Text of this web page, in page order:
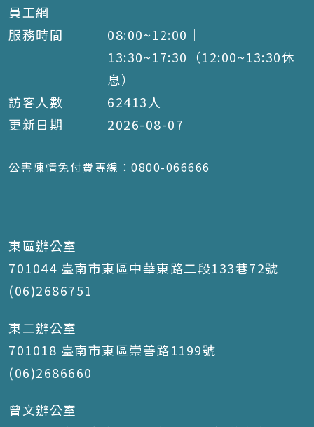
員工網
服務時間
08:00~12:00｜
13:30~17:30（12:00~13:30休
息）
訪客人數
62413 人
更新日期
2026-08-07
公害陳情免付費專線：0800-066666
東區辦公室
701044 臺南市東區中華東路二段133巷72號
(06)2686751
東二辦公室
701018 臺南市東區崇善路1199號
(06)2686660
曾文辦公室